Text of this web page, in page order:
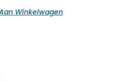
Winkelwagen